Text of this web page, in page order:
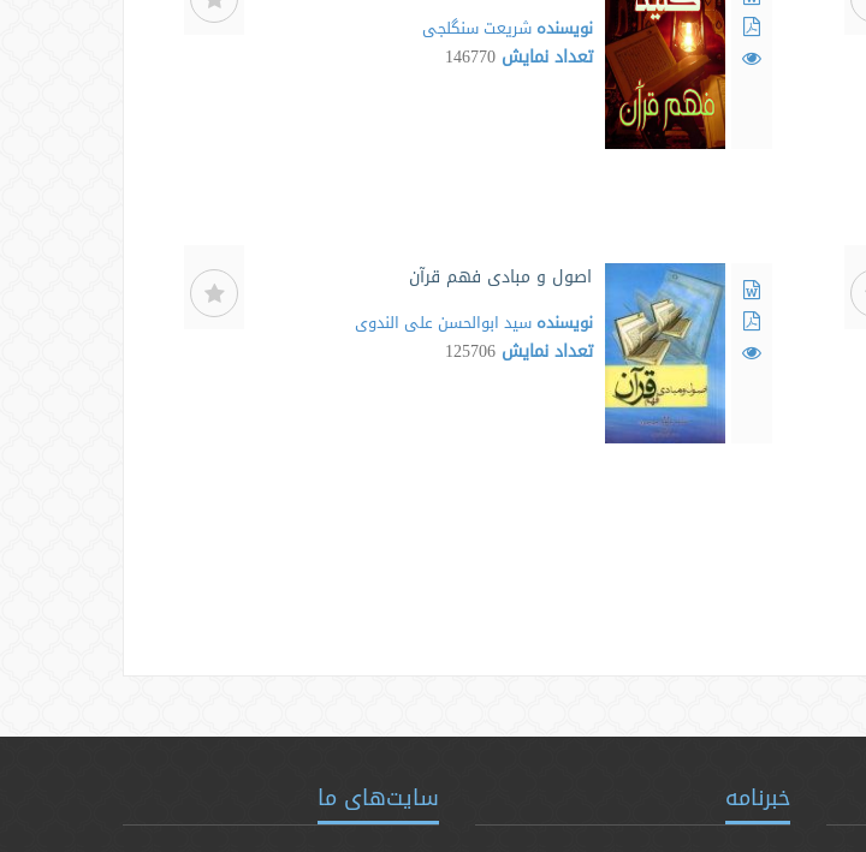
نویسنده شریعت سنگلجی
تعداد نمایش 146770
اصول و مبادی فهم قرآن
نویسنده سید ابوالحسن علی الندوی
تعداد نمایش 125706
خبرنامه سایت‌های ما